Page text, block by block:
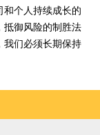
和个人持续成长的
抵御风险的制胜法
我们必须长期保持